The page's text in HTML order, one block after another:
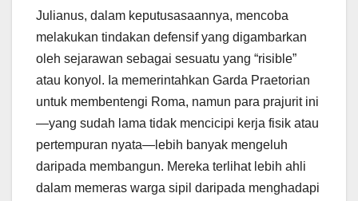
Julianus, dalam keputusasaannya, mencoba
melakukan tindakan defensif yang digambarkan
oleh sejarawan sebagai sesuatu yang “risible”
atau konyol. Ia memerintahkan Garda Praetorian
untuk membentengi Roma, namun para prajurit ini
—yang sudah lama tidak mencicipi kerja fisik atau
pertempuran nyata—lebih banyak mengeluh
daripada membangun. Mereka terlihat lebih ahli
dalam memeras warga sipil daripada menghadapi